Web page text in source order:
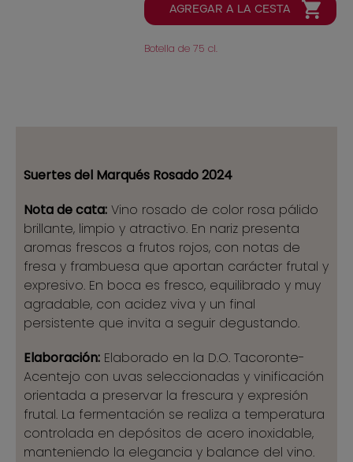
Botella de 75 cl.
Suertes del Marqués Rosado 2024
Nota de cata: Vino rosado de color rosa pálido
brillante, limpio y atractivo. En nariz presenta
aromas frescos a frutos rojos, con notas de
fresa y frambuesa que aportan carácter frutal y
expresivo. En boca es fresco, equilibrado y muy
agradable, con acidez viva y un final
persistente que invita a seguir degustando.
Elaboración: Elaborado en la D.O. Tacoronte-
Acentejo con uvas seleccionadas y vinificación
orientada a preservar la frescura y expresión
frutal. La fermentación se realiza a temperatura
controlada en depósitos de acero inoxidable,
manteniendo la elegancia y balance del vino.